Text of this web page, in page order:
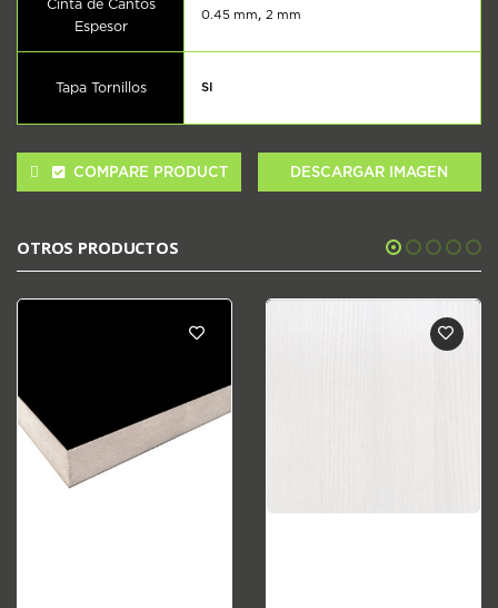
Cinta de Cantos
Espesor
0.45 mm, 2 mm
Tapa Tornillos SI
COMPARE PRODUCT DESCARGAR IMAGEN
OTROS PRODUCTOS